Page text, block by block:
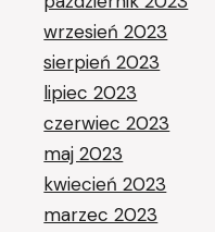
wrzesień 2023
sierpień 2023
lipiec 2023
czerwiec 2023
maj 2023
kwiecień 2023
marzec 2023